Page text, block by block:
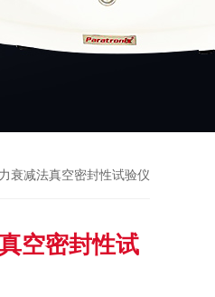
衰减法真空密封性试验仪
空密封性试